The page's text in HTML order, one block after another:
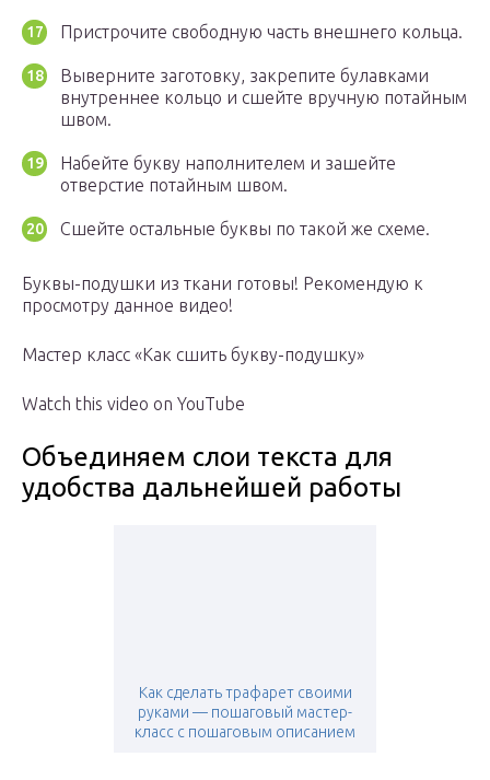
Пристрочите свободную часть внешнего кольца.
Выверните заготовку, закрепите булавками
внутреннее кольцо и сшейте вручную потайным
швом.
Набейте букву наполнителем и зашейте
отверстие потайным швом.
Сшейте остальные буквы по такой же схеме.
Буквы-подушки из ткани готовы! Рекомендую к
просмотру данное видео!
Мастер класс «Как сшить букву-подушку»
Watch this video on YouTube
Объединяем слои текста для
удобства дальнейшей работы
Как сделать трафарет своими
руками — пошаговый мастер-
класс с пошаговым описанием